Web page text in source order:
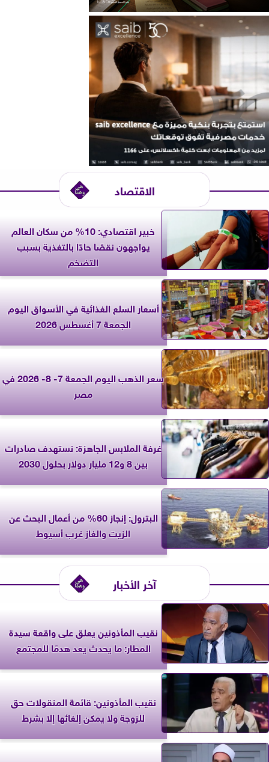
الاقتصاد
خبير اقتصادي: 10% من سكان العالم
يواجهون نقصًا حادًا بالتغذية بسبب
التضخم
أسعار السلع الغذائية في الأسواق اليوم
الجمعة 7 أغسطس 2026
سعر الذهب اليوم الجمعة 7- 8- 2026 في
مصر
غرفة الملابس الجاهزة: نستهدف صادرات
بين 8 و12 مليار دولار بحلول 2030
البترول: إنجاز 60% من أعمال البحث عن
الزيت والغاز غرب أسيوط
آخر الأخبار
نقيب المأذونين يعلق على واقعة سيدة
المطار: ما يحدث يعد هدمًا للمجتمع
نقيب المأذونين: قائمة المنقولات حق
للزوجة ولا يمكن إلغائها إلا بشرط